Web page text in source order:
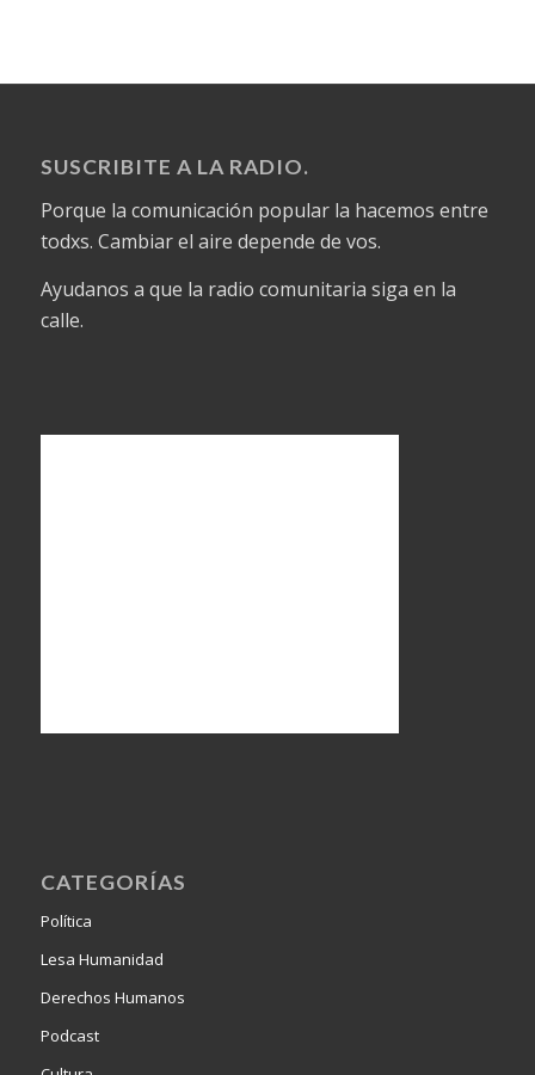
SUSCRIBITE A LA RADIO.
Porque la comunicación popular la hacemos entre
todxs. Cambiar el aire depende de vos.
Ayudanos a que la radio comunitaria siga en la
calle.
CATEGORÍAS
Política
Lesa Humanidad
Derechos Humanos
Podcast